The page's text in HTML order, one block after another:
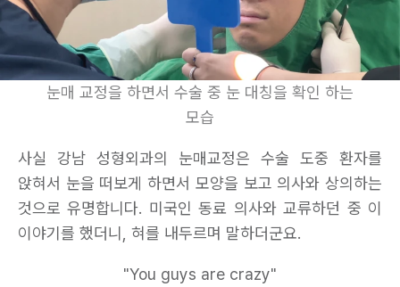
눈매 교정을 하면서 수술 중 눈 대칭을 확인 하는
모습
사실 강남 성형외과의 눈매교정은 수술 도중 환자를
앉혀서 눈을 떠보게 하면서 모양을 보고 의사와 상의하는
것으로 유명합니다. 미국인 동료 의사와 교류하던 중 이
이야기를 했더니, 혀를 내두르며 말하더군요.
"You guys are crazy"